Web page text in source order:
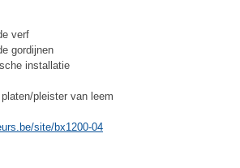
verf
gordijnen
installatie
pleister van leem
site/bx1200-04